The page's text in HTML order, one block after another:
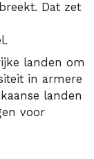
Dat zet
landen om
in armere
landen
voor